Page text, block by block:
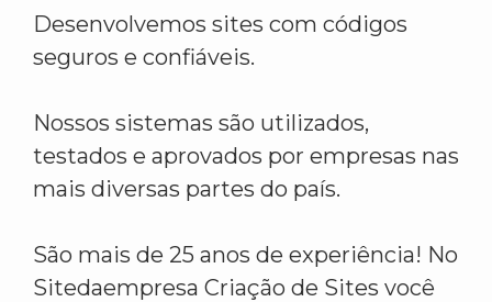
Desenvolvemos sites com códigos
seguros e confiáveis.
Nossos sistemas são utilizados,
testados e aprovados por empresas nas
mais diversas partes do país.
São mais de 25 anos de experiência! No
Sitedaempresa Criação de Sites você